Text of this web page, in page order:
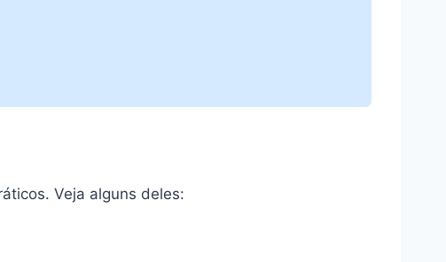
Veja alguns deles: